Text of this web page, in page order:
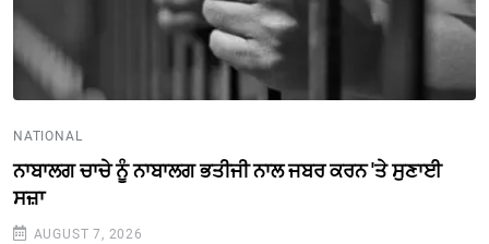
NATIONAL
ਨਾਬਾਲਗ ਚਾਚੇ ਨੂੰ ਨਾਬਾਲਗ ਭਤੀਜੀ ਨਾਲ ਜਬਰ ਕਰਨ 'ਤੇ ਸੁਣਾਈ
ਸਜ਼ਾ
AUGUST 7, 2026